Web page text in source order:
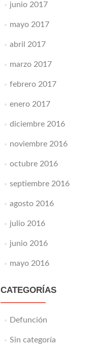
junio 2017
mayo 2017
abril 2017
marzo 2017
febrero 2017
enero 2017
diciembre 2016
noviembre 2016
octubre 2016
septiembre 2016
agosto 2016
julio 2016
junio 2016
mayo 2016
CATEGORÍAS
Defunción
Sin categoría